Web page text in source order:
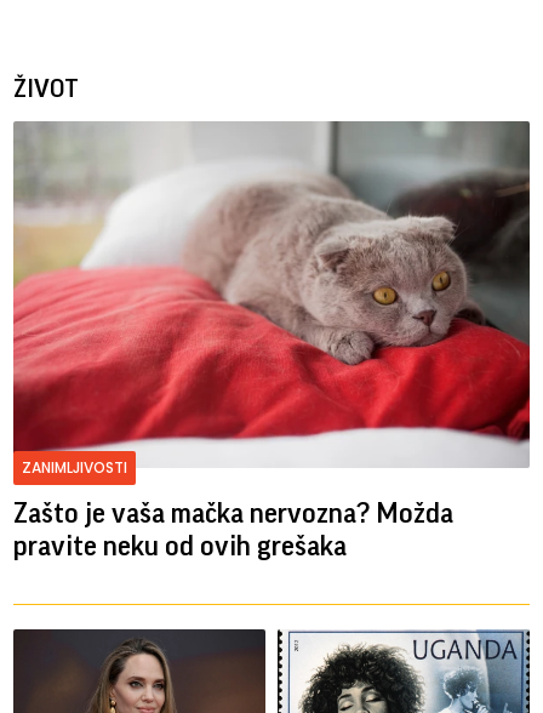
ŽIVOT
ZANIMLJIVOSTI
Zašto je vaša mačka nervozna? Možda
pravite neku od ovih grešaka